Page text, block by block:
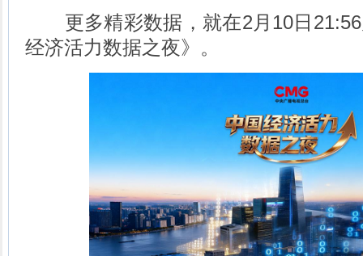
更多精彩数据，就在2月10日21:56
经济活力数据之夜》。